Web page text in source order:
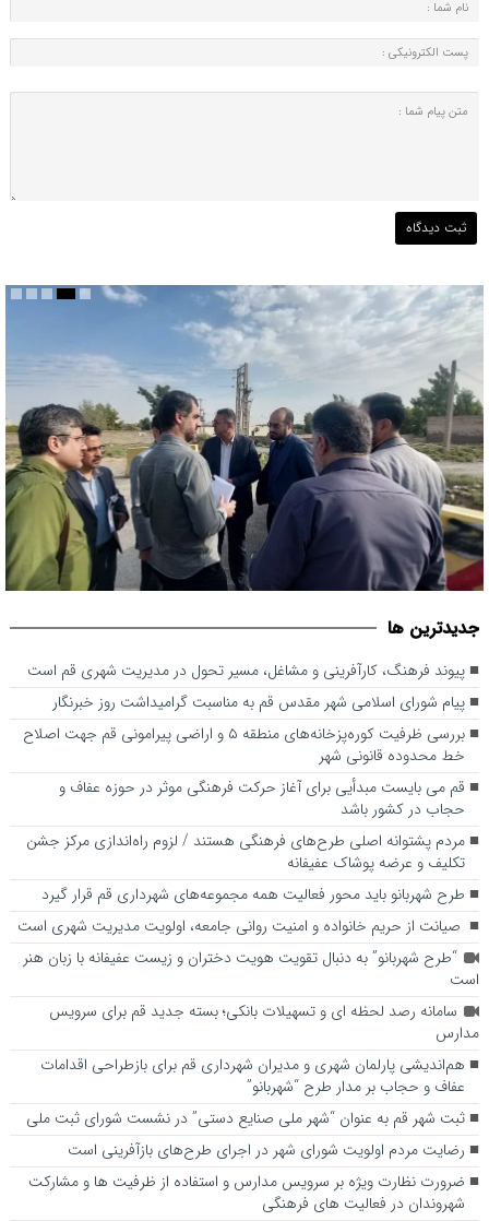
اصلاح خط محدوده قانونی شهر
جديدترين ها
پیوند فرهنگ، کارآفرینی و مشاغل، مسیر تحول در مدیریت شهری قم است
پیام شورای اسلامی شهر مقدس قم به مناسبت گرامیداشت روز خبرنگار
بررسی ظرفیت کوره‌پزخانه‌های منطقه ۵ و اراضی پیرامونی قم جهت اصلاح
خط محدوده قانونی شهر
قم می بایست مبدأیی برای آغاز حرکت فرهنگی موثر در حوزه عفاف و
حجاب در کشور باشد
مردم پشتوانه اصلی طرح‌های فرهنگی هستند / لزوم راه‌اندازی مرکز جشن
تکلیف و عرضه پوشاک عفیفانه
طرح شهربانو باید محور فعالیت همه مجموعه‌های شهرداری قم قرار گیرد
صیانت از حریم خانواده و امنیت روانی جامعه، اولویت مدیریت شهری است
“طرح شهربانو” به دنبال تقویت هویت دختران و زیست عفیفانه با زبان هنر
است
سامانه رصد لحظه ای و تسهیلات بانکی؛ بسته جدید قم برای سرویس
مدارس
هم‌اندیشی پارلمان شهری و مدیران شهرداری قم برای بازطراحی اقدامات
عفاف و حجاب بر مدار طرح “شهربانو”
ثبت شهر قم به عنوان “شهر ملی صنایع دستی” در نشست شورای ثبت ملی
رضایت مردم اولویت شورای شهر در اجرای طرح‌های بازآفرینی است
ضرورت نظارت ویژه بر سرویس مدارس و استفاده از ظرفیت ها و مشارکت
شهروندان در فعالیت های فرهنگی